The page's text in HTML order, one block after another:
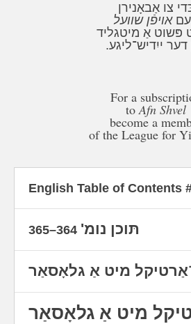
צו אַבאָנירן
אויפֿן שוועל
פּשוט אַ מיטגליד
דער ייִדיש־ליגע.
For a
toAfn Shvel
become a
of the League for
English Table of Contents
תּוכן נומ'
מיט אַ גלאָסאַר
מיט אַ גלאָסאַר